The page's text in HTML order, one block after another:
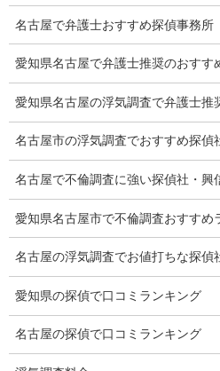
会社案内
損害保険調査
法令遵守
推奨・提携法律事務所
ブログ
探偵エッセイ
探偵コラム
名古屋で弁護士おすすめ探偵事務所
愛知県名古屋で弁護士推奨のおすす
愛知県名古屋の浮気調査で弁護士推
名古屋市の浮気調査でおすすめ探偵
名古屋で不倫調査に強い探偵社・興
愛知県名古屋市で不倫調査おすすめ
名古屋の浮気調査でお値打ちな探偵
愛知県の探偵で口コミランキング
名古屋の探偵で口コミランキング